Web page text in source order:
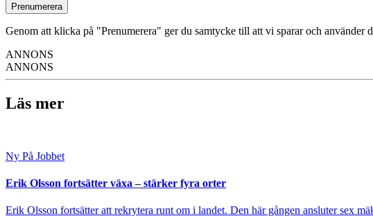
Prenumerera
Genom att klicka på "Prenumerera" ger du samtycke till att vi sparar och använder
ANNONS
ANNONS
Läs mer
Ny På Jobbet
Erik Olsson fortsätter växa – stärker fyra orter
Erik Olsson fortsätter att rekrytera runt om i landet. Den här gången ansluter sex